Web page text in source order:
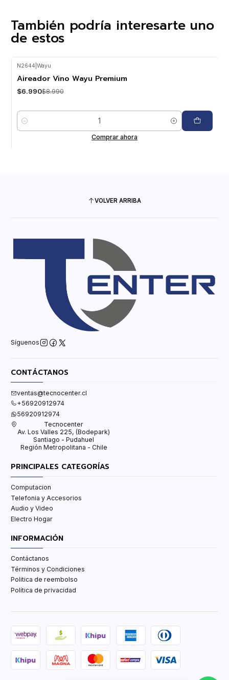
También podría interesarte uno
de estos
N2644 Wayu
Aireador Vino Wayu Premium
$6.990$8.990
Cantidad
Comprar ahora
VOLVER ARRIBA
Síguenos
CONTÁCTANOS
ventas@tecnocenter.cl
+56920912974
56920912974
Tecnocenter
Av. Los Valles 225, (Bodepark)
Santiago - Pudahuel
Región Metropolitana - Chile
PRINCIPALES CATEGORÍAS
Computacion
Telefonia y Accesorios
Audio y Video
Electro Hogar
INFORMACIÓN
Contáctanos
Términos y Condiciones
Politica de reembolso
Política de privacidad